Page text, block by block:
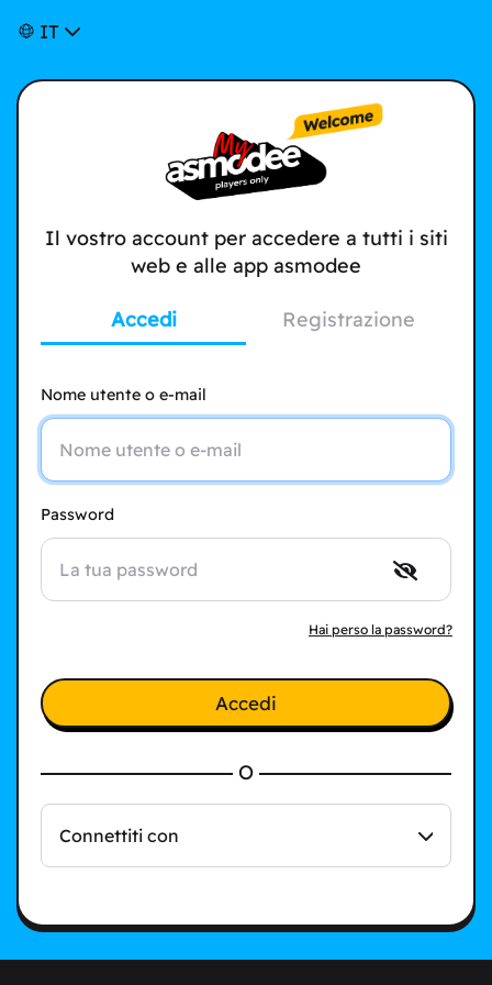
IT
Il vostro account per accedere a tutti i siti
web e alle app asmodee
Accedi Registrazione
Nome utente o e-mail
Password
Hai perso la password?
Accedi
O
Connettiti con